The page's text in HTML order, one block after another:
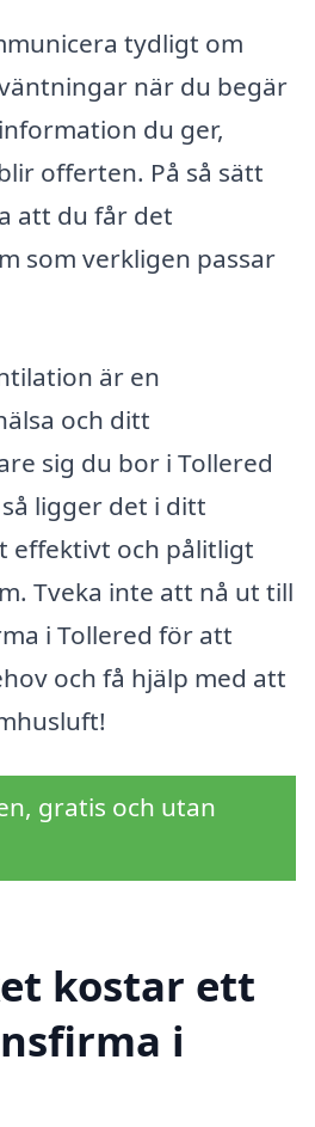
tydligt om
när du begär
du ger,
offerten. På så sätt
att du får det
som verkligen passar
är en
och ditt
sig du bor i Tollered
ligger det i ditt
effektivt och pålitligt
Tveka inte att nå ut till
i Tollered för att
och få hjälp med att
gratis och utan
kostar ett
i